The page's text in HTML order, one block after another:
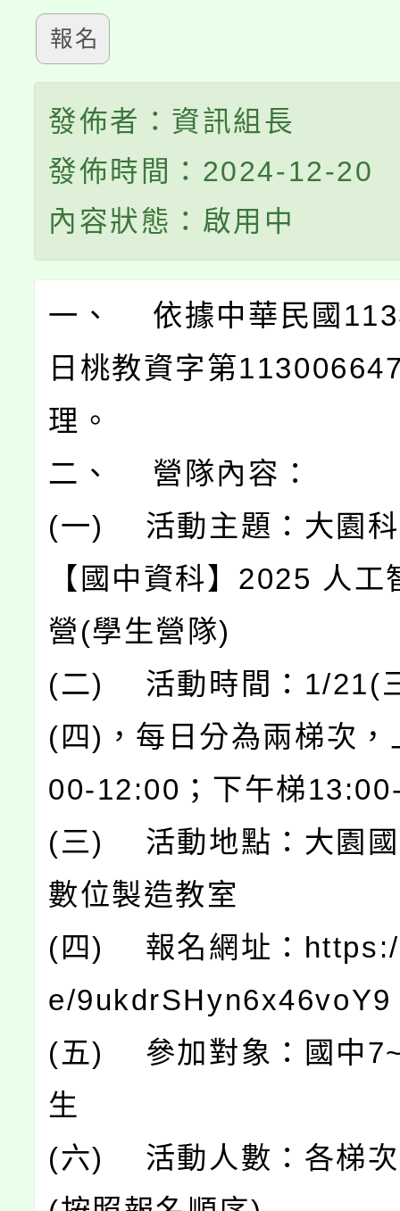
報名
發佈者：資訊組長
發佈時間：2024-12-20
內容狀態：啟用中
一、 依據中華民國113
日桃教資字第
理。
二、 營隊內容：
(一) 活動主題：大園科
【國中資科】2025 人工
營(學生營隊)
(二) 活動時間：1/21(
(四)，每日分為兩梯次
00-12:00；下午梯
(三) 活動地點：大園
數位製造教室
(四) 報名網址：
e/9ukdrSHyn6x46voY9
(五) 參加對象：國中
生
(六) 活動人數：各梯次